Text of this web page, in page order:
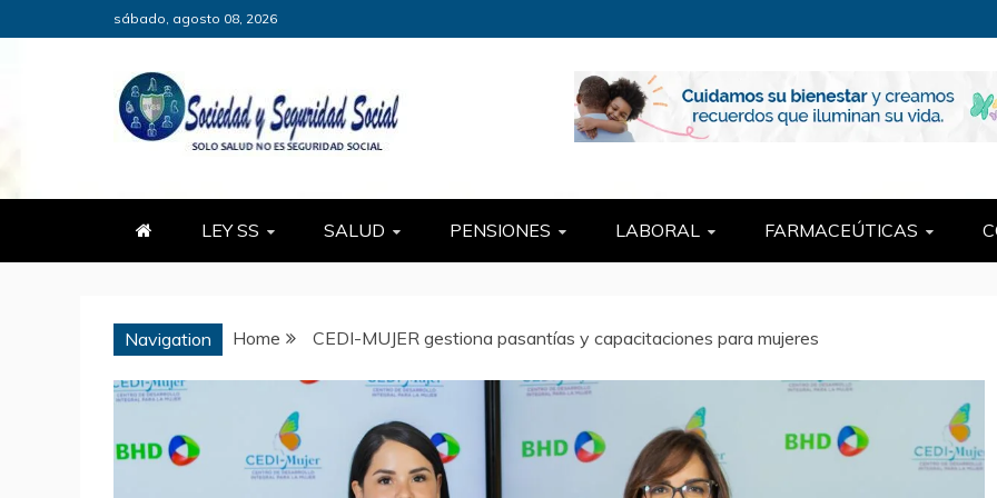
to
sábado, agosto 08, 2026
LEY SS SALUD PENSIONES LABORAL FARMACEÚTICAS
Navigation Home CEDI-MUJER gestiona pasantías y capacitaciones para mujeres